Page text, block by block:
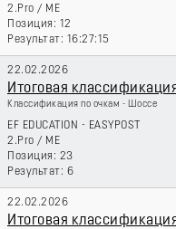
2.Pro / ME
12
16:27:15
22.02.2026
Итоговая
Классификация по очкам - Шоссе
EF EDUCATION - EASYPOST
2.Pro / ME
23
6
22.02.2026
Итоговая